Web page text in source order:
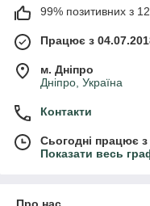
99% позитивних з
Працює з
м. Дніпро
Дніпро, Україна
Контакти
Сьогодні працює
Показати весь